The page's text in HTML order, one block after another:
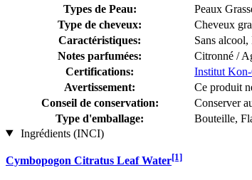
Types de Peau:
Peaux
Type de cheveux:
Cheveux
Caractéristiques:
Sans
Notes parfumées:
Citronné /
Certifications:
Institut
Avertissement:
Ce produit
Conseil de conservation:
Conserver
Type d'emballage:
Bouteille,
Ingrédients (INCI)
Cymbopogon Citratus Leaf Water[1]